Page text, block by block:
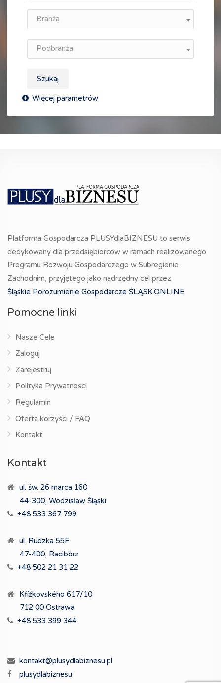
Branża
Podbranża
Szukaj
Platforma Gospodarcza PLUSYdlaBIZNESU to serwis
dedykowany dla przedsiębiorców w ramach realizowanego
Programu Rozwoju Gospodarczego w Subregionie
Zachodnim, przyjętego jako nadrzędny cel przez
Śląskie Porozumienie Gospodarcze ŚLĄSK.ONLINE
Pomocne linki
Nasze Cele
Zaloguj
Zarejestruj
Polityka Prywatności
Regulamin
Oferta korzyści / FAQ
Kontakt
Kontakt
ul. św. 26 marca 160
44-300, Wodzisław Śląski
+48 533 367 799
ul. Rudzka 55F
47-400, Racibórz
+48 502 21 31 22
Křížkovského 617/10
712 00 Ostrawa
+48 533 399 344
kontakt@plusydlabiznesu.pl
plusydlabiznesu